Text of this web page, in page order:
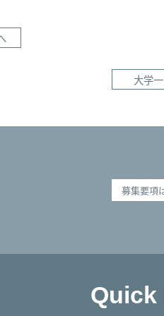
大学
募集要項
Quick